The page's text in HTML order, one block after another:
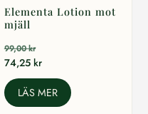
Elementa Lotion mot
mjäll
99,00kr
74,25 kr
LÄS MER